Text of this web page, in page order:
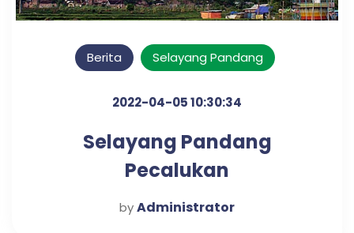
Berita Selayang Pandang
2022-04-05 10:30:34
Selayang Pandang
Pecalukan
byAdministrator